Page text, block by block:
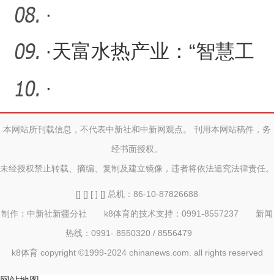
·
·天富水热产业：“智慧工
地” 助力现场抢修
·
本网站所刊载信息，不代表中新社和中新网观点。 刊用本网站稿件，务
经书面授权。
未经授权禁止转载、摘编、复制及建立镜像，违者将依法追究法律责任。
[] [] [ ] [] 总机：86-10-87826688
制作：中新社新疆分社 k8体育的技术支持：0991-8557237 新闻
热线：0991- 8550320 / 8556479
k8体育 copyright ©1999-2024 chinanews.com. all rights reserved